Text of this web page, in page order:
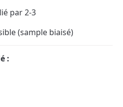
par 2-3
(sample biaisé)
: